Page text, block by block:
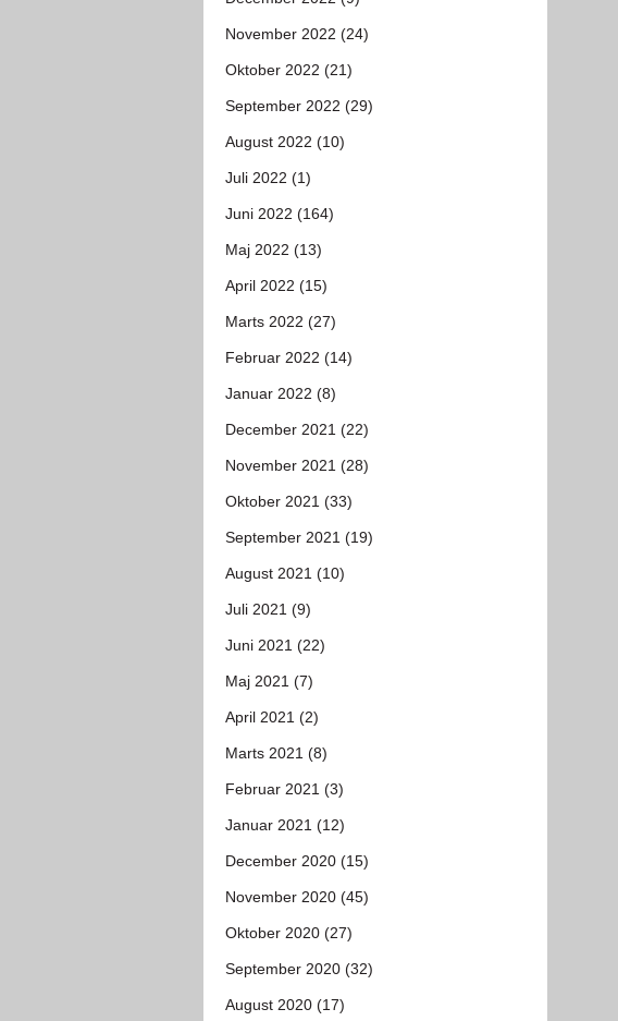
November 2022 (24)
Oktober 2022 (21)
September 2022 (29)
August 2022 (10)
Juli 2022 (1)
Juni 2022 (164)
Maj 2022 (13)
April 2022 (15)
Marts 2022 (27)
Februar 2022 (14)
Januar 2022 (8)
December 2021 (22)
November 2021 (28)
Oktober 2021 (33)
September 2021 (19)
August 2021 (10)
Juli 2021 (9)
Juni 2021 (22)
Maj 2021 (7)
April 2021 (2)
Marts 2021 (8)
Februar 2021 (3)
Januar 2021 (12)
December 2020 (15)
November 2020 (45)
Oktober 2020 (27)
September 2020 (32)
August 2020 (17)